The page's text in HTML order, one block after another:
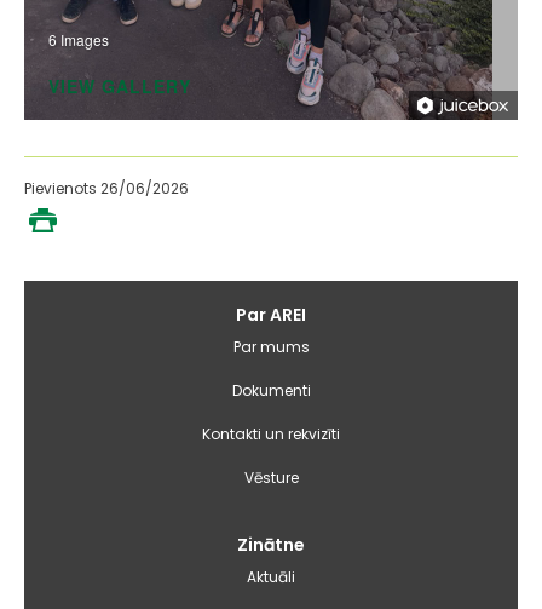
6 Images
VIEW GALLERY
Pievienots 26/06/2026
Par AREI
Par mums
Dokumenti
Kontakti un rekvizīti
Vēsture
Zinātne
Aktuāli